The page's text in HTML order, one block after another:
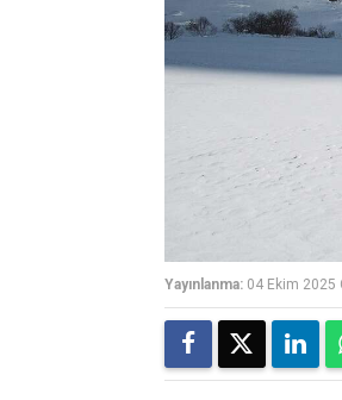
Yayınlanma: 04 Ekim 2025